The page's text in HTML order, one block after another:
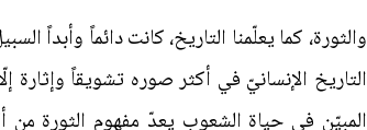
والثورة، كما يعلّمنا التاريخ، كانت دائماً وأبداً
التاريخ الإنسانيّ في أكثر صوره تشويقاً وإثارة
المبيّن في حياة الشعوب يعدّ مفهوم الثورة من